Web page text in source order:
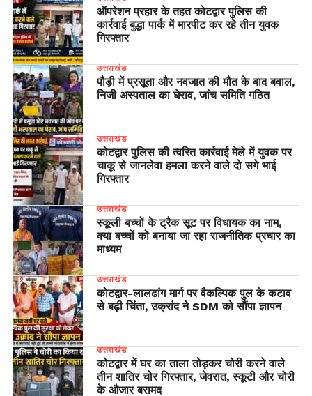
ऑपरेशन प्रहार के तहत कोटद्वार पुलिस की
कार्रवाई बुद्धा पार्क में मारपीट कर रहे तीन युवक
गिरफ्तार
उत्तराखंड
पौड़ी में प्रसूता और नवजात की मौत के बाद बवाल,
निजी अस्पताल का घेराव, जांच समिति गठित
उत्तराखंड
कोटद्वार पुलिस की त्वरित कार्रवाई मेले में युवक पर
चाकू से जानलेवा हमला करने वाले दो सगे भाई
गिरफ्तार
उत्तराखंड
स्कूली बच्चों के ट्रैक सूट पर विधायक का नाम,
क्या बच्चों को बनाया जा रहा राजनीतिक प्रचार का
माध्यम
उत्तराखंड
​कोटद्वार-लालढांग मार्ग पर वैकल्पिक पुल के कटाव
से बढ़ी चिंता, उक्रांद ने SDM को सौंपा ज्ञापन
उत्तराखंड
कोटद्वार में घर का ताला तोड़कर चोरी करने वाले
तीन शातिर चोर गिरफ्तार, जेवरात, स्कूटी और चोरी
के औजार बरामद